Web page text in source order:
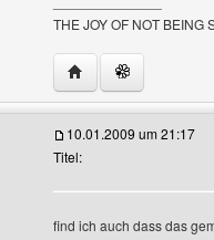
THE JOY OF NOT BEING
Website dieses
10.01.2009 um 21:17
Titel:
find ich auch dass das